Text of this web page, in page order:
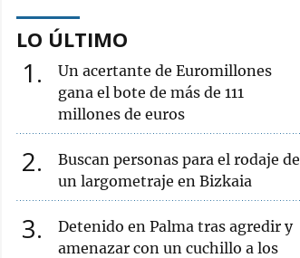
LO ÚLTIMO
1
Un acertante de Euromillones
gana el bote de más de 111
millones de euros
2
Buscan personas para el rodaje de
un largometraje en Bizkaia
3
Detenido en Palma tras agredir y
amenazar con un cuchillo a los